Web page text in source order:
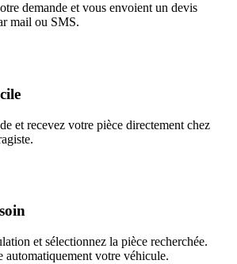
demande et vous envoient un devis
mail ou SMS.
et recevez votre pièce directement chez
et sélectionnez la pièce recherchée.
automatiquement votre véhicule.